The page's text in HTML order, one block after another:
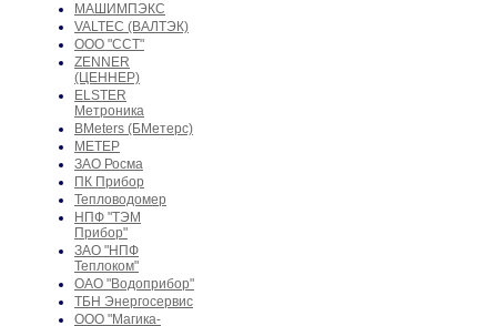
МАШИМПЭКС
VALTEC (ВАЛТЭК)
ООО "ССТ"
ZENNER
(ЦЕННЕР)
ELSTER
Метроника
BMeters (БМетерс)
МЕТЕР
ЗАО Росма
ПК Прибор
Тепловодомер
НПФ "ТЭМ
Прибор"
ЗАО "НПФ
Теплоком"
ОАО "Водоприбор"
ТБН Энергосервис
ООО "Магика-